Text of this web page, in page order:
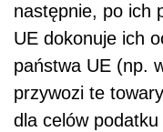
następnie, po ich
UE dokonuje ich
państwa UE (np.
przywozi te
dla celów